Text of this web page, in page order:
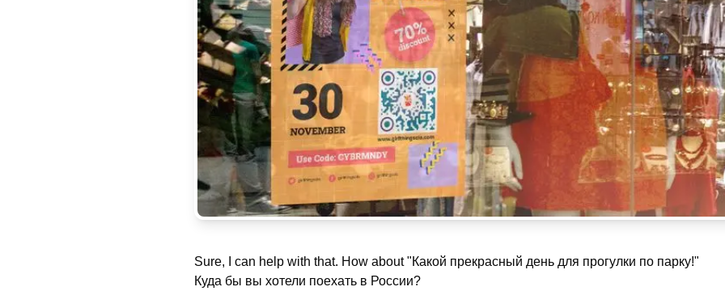
Sure, I can help with that. How about "Какой прекрасный день для прогулки по парку!"
Куда бы вы хотели поехать в России?